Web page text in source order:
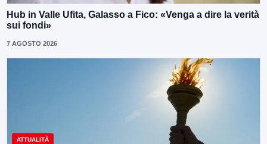
Hub in Valle Ufita, Galasso a Fico: «Venga a dire la verità
sui fondi»
7 AGOSTO 2026
ATTUALITÀ